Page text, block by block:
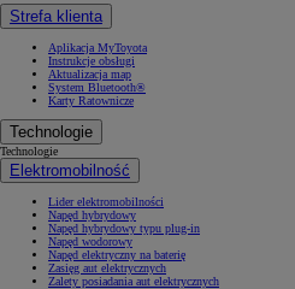
Strefa klienta
Aplikacja MyToyota
Instrukcje obsługi
Aktualizacja map
System Bluetooth®
Karty Ratownicze
Technologie
Technologie
Elektromobilność
Lider elektromobilności
Napęd hybrydowy
Napęd hybrydowy typu plug-in
Napęd wodorowy
Napęd elektryczny na baterię
Zasięg aut elektrycznych
Zalety posiadania aut elektrycznych